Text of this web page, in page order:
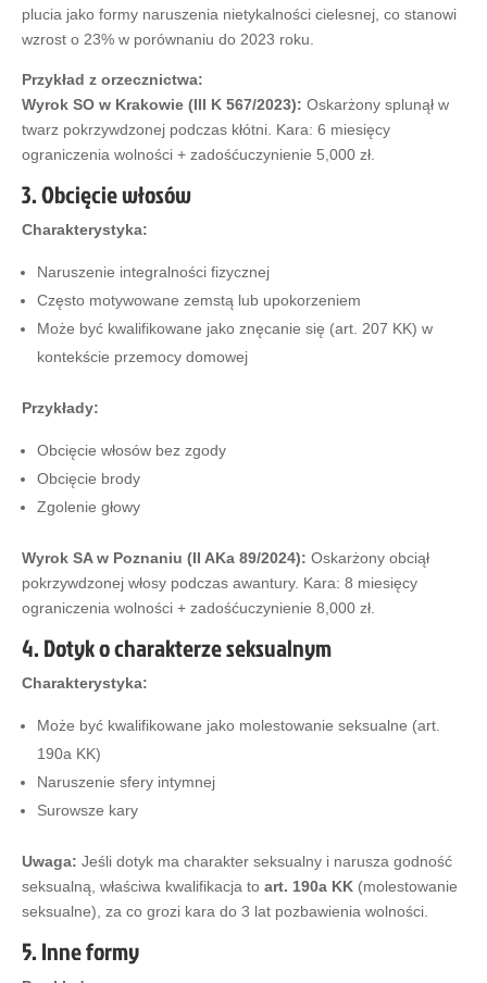
plucia jako formy naruszenia nietykalności cielesnej, co stanowi
wzrost o 23% w porównaniu do 2023 roku.
Przykład z orzecznictwa:
Wyrok SO w Krakowie (III K 567/2023): Oskarżony splunął w
twarz pokrzywdzonej podczas kłótni. Kara: 6 miesięcy
ograniczenia wolności + zadośćuczynienie 5,000 zł.
3. Obcięcie włosów
Charakterystyka:
Naruszenie integralności fizycznej
Często motywowane zemstą lub upokorzeniem
Może być kwalifikowane jako znęcanie się (art. 207 KK) w
kontekście przemocy domowej
Przykłady:
Obcięcie włosów bez zgody
Obcięcie brody
Zgolenie głowy
Wyrok SA w Poznaniu (II AKa 89/2024): Oskarżony obciął
pokrzywdzonej włosy podczas awantury. Kara: 8 miesięcy
ograniczenia wolności + zadośćuczynienie 8,000 zł.
4. Dotyk o charakterze seksualnym
Charakterystyka:
Może być kwalifikowane jako molestowanie seksualne (art.
190a KK)
Naruszenie sfery intymnej
Surowsze kary
Uwaga: Jeśli dotyk ma charakter seksualny i narusza godność
seksualną, właściwa kwalifikacja to art. 190a KK (molestowanie
seksualne), za co grozi kara do 3 lat pozbawienia wolności.
5. Inne formy